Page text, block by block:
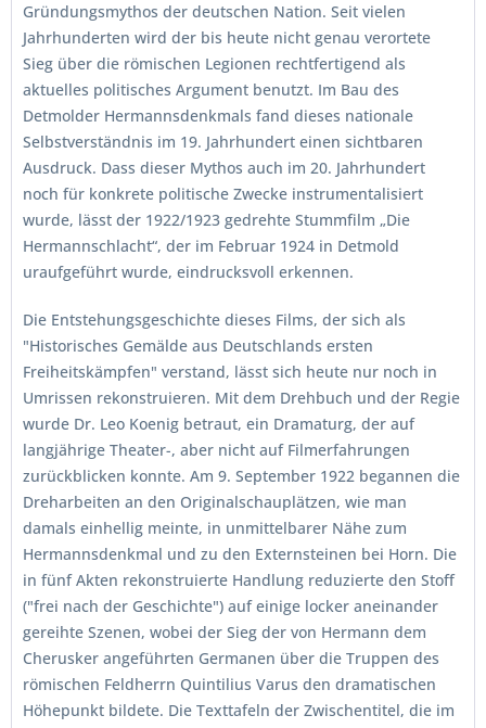
Gründungsmythos der deutschen Nation. Seit vielen
Jahrhunderten wird der bis heute nicht genau verortete
Sieg über die römischen Legionen rechtfertigend als
aktuelles politisches Argument benutzt. Im Bau des
Detmolder Hermannsdenkmals fand dieses nationale
Selbstverständnis im 19. Jahrhundert einen sichtbaren
Ausdruck. Dass dieser Mythos auch im 20. Jahrhundert
noch für konkrete politische Zwecke instrumentalisiert
wurde, lässt der 1922/1923 gedrehte Stummfilm „Die
Hermannschlacht“, der im Februar 1924 in Detmold
uraufgeführt wurde, eindrucksvoll erkennen.
Die Entstehungsgeschichte dieses Films, der sich als
"Historisches Gemälde aus Deutschlands ersten
Freiheitskämpfen" verstand, lässt sich heute nur noch in
Umrissen rekonstruieren. Mit dem Drehbuch und der Regie
wurde Dr. Leo Koenig betraut, ein Dramaturg, der auf
langjährige Theater-, aber nicht auf Filmerfahrungen
zurückblicken konnte. Am 9. September 1922 begannen die
Dreharbeiten an den Originalschauplätzen, wie man
damals einhellig meinte, in unmittelbarer Nähe zum
Hermannsdenkmal und zu den Externsteinen bei Horn. Die
in fünf Akten rekonstruierte Handlung reduzierte den Stoff
("frei nach der Geschichte") auf einige locker aneinander
gereihte Szenen, wobei der Sieg der von Hermann dem
Cherusker angeführten Germanen über die Truppen des
römischen Feldherrn Quintilius Varus den dramatischen
Höhepunkt bildete. Die Texttafeln der Zwischentitel, die im